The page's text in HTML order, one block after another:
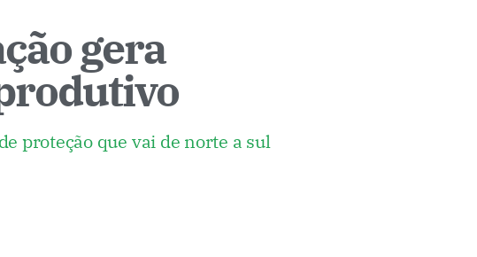
gera
proteção que vai de norte a sul